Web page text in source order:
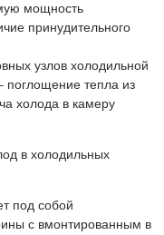
мощность
принудительного
узлов холодильной
поглощение тепла из
холода в камеру
в холодильных
под собой
с вмонтированным в